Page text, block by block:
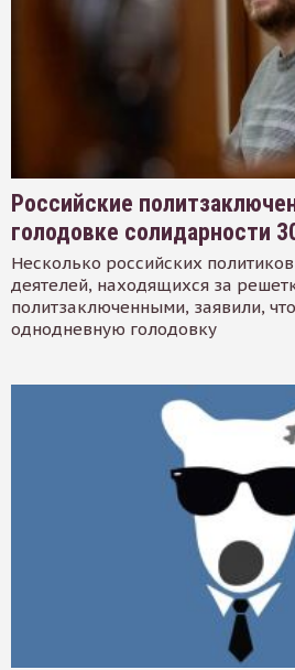
Российские
голодовке солидарности
Несколько российских
деятелей, находящихся за
политзаключенными, заявили,
однодневную голодовку